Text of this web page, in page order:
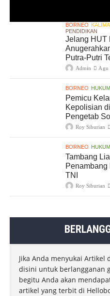
BORNEO
PENDIDIKAN
Jelang HUT
Putra-Putri
Admin Agu
BORNEO HUKUM
Pemicu
Kepolisian
Pengetab
Roy Siburian
BORNEO HUKUM
Tambang
TNI
Roy Siburian
Jika Anda menyukai Artikel
disini untuk berlangganan
begitu Anda akan
artikel yang terbit di